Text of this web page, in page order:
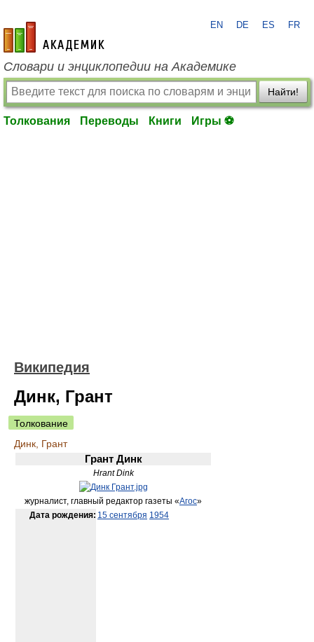
academic.ru
EN DE ES FR
Словари и энциклопедии на Академике
Найти!
Толкования Переводы Книги Игры ⚽
Википедия
Динк, Грант
Толкование
Динк, Грант
Грант Динк
Hrant Dink
журналист, главный редактор газеты «Агос»
Дата рождения: 15 сентября 1954